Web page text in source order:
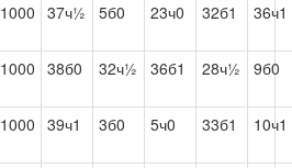
1000 37ч½ 5б0 23ч0 32б1 36ч1
1000 38б0 32ч½ 36б1 28ч½ 9б0
1000 39ч1 3б0 5ч0 33б1 10ч1